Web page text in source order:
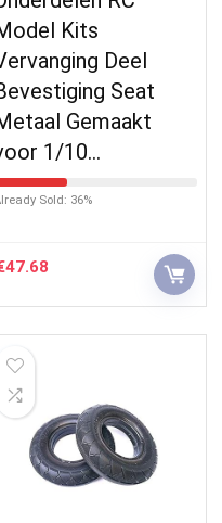
Kits
Deel
Seat
Gemaakt
1/10…
Sold: 36%
47.68